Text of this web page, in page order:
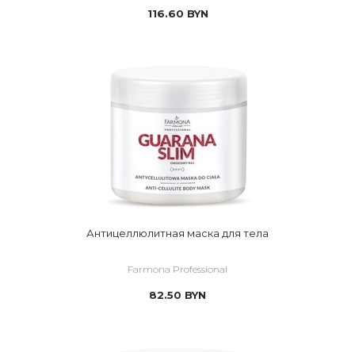
116.60 BYN
Антицеллюлитная маска для тела
Farmona Professional
82.50 BYN